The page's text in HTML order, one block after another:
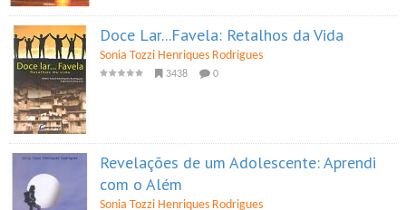
Doce Lar...Favela: Retalhos da Vida
Sonia Tozzi Henriques Rodrigues
3438 0
Revelações de um Adolescente: Aprendi
com o Além
Sonia Tozzi Henriques Rodrigues